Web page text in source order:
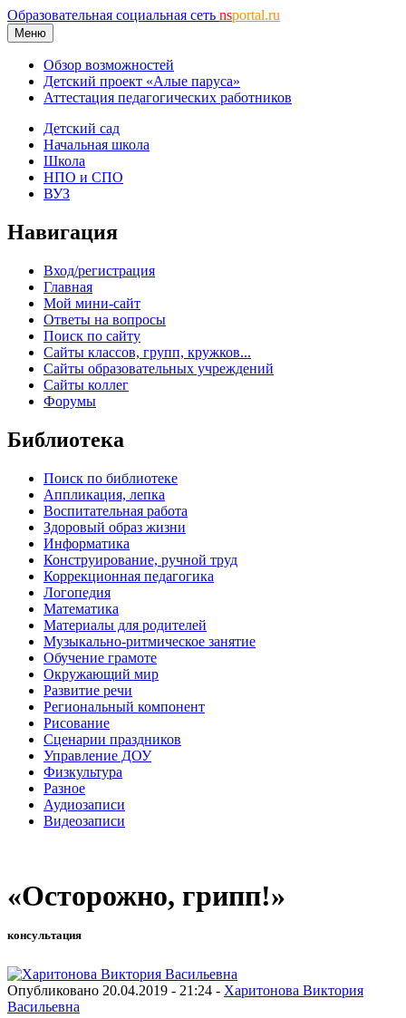
Образовательная социальная сеть nsportal.ru
Меню
Обзор возможностей
Детский проект «Алые паруса»
Аттестация педагогических работников
Детский сад
Начальная школа
Школа
НПО и СПО
ВУЗ
Навигация
Вход/регистрация
Главная
Мой мини-сайт
Ответы на вопросы
Поиск по сайту
Сайты классов, групп, кружков...
Сайты образовательных учреждений
Сайты коллег
Форумы
Библиотека
Поиск по библиотеке
Аппликация, лепка
Воспитательная работа
Здоровый образ жизни
Информатика
Конструирование, ручной труд
Коррекционная педагогика
Логопедия
Математика
Материалы для родителей
Музыкально-ритмическое занятие
Обучение грамоте
Окружающий мир
Развитие речи
Региональный компонент
Рисование
Сценарии праздников
Управление ДОУ
Физкультура
Разное
Аудиозаписи
Видеозаписи
«Осторожно, грипп!»
консультация
Опубликовано 20.04.2019 - 21:24 - Харитонова Виктория
Васильевна